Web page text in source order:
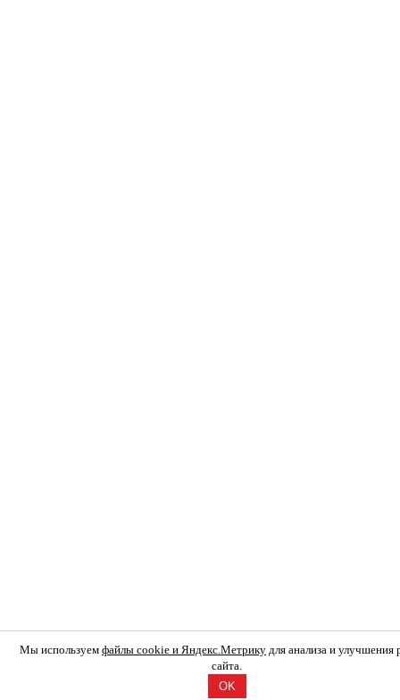
Мы используем файлы cookie и Яндекс.Метрику для анализа и улучшения
сайта.
OK